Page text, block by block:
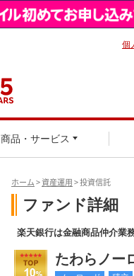
商品・サービス
個
ホーム>資産運用> 投資信託